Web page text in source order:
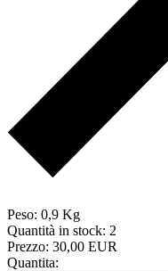
Peso: 0,9 Kg
Quantità in stock: 2
Prezzo: 30,00 EUR
Quantita: